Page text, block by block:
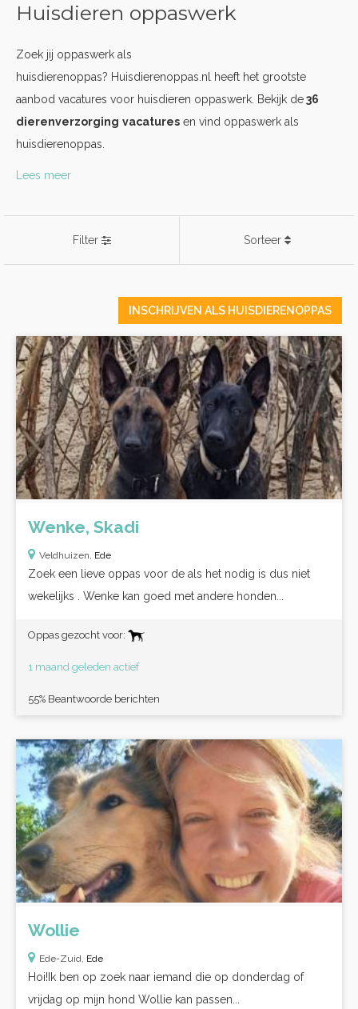
Huisdieren oppaswerk
Zoek jij oppaswerk als
huisdierenoppas? Huisdierenoppas.nl heeft het grootste
aanbod vacatures voor huisdieren oppaswerk. Bekijk de36
dierenverzorging vacatures en vind oppaswerk als
huisdierenoppas.
Lees meer
Filter Sorteer
INSCHRIJVEN ALS HUISDIERENOPPAS
Wenke, Skadi
Veldhuizen, Ede
Zoek een lieve oppas voor de als het nodig is dus niet
wekelijks . Wenke kan goed met andere honden...
Oppas gezocht voor:
1 maand geleden actief
55% Beantwoorde berichten
Wollie
Ede-Zuid, Ede
Hoi!Ik ben op zoek naar iemand die op donderdag of
vrijdag op mijn hond Wollie kan passen...